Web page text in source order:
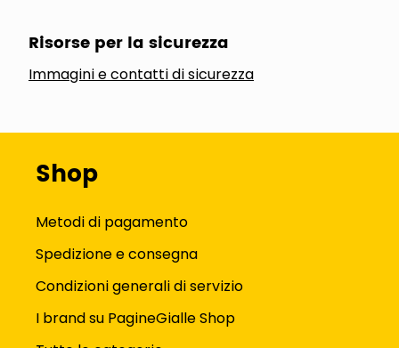
Risorse per la sicurezza
Immagini e contatti di sicurezza
Shop
Metodi di pagamento
Spedizione e consegna
Condizioni generali di servizio
I brand su PagineGialle Shop